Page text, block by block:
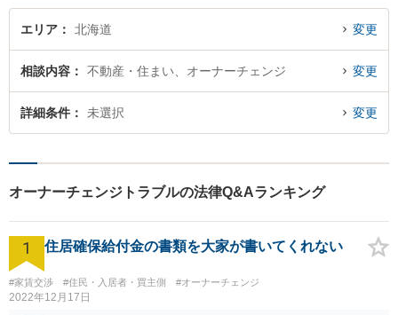
エリア 北海道 変更
相談内容 不動産・住まい、オーナーチェンジ 変更
詳細条件 未選択 変更
オーナーチェンジトラブルの法律Q&Aランキング
1 住居確保給付金の書類を大家が書いてくれない
#家賃交渉 #住民・入居者・買主側 #オーナーチェンジ
2022年12月17日